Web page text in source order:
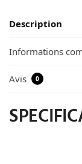
Description
Informations
Avis 0